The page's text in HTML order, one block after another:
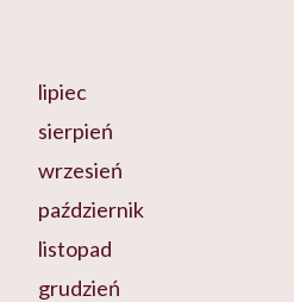
lipiec
sierpień
wrzesień
październik
listopad
grudzień